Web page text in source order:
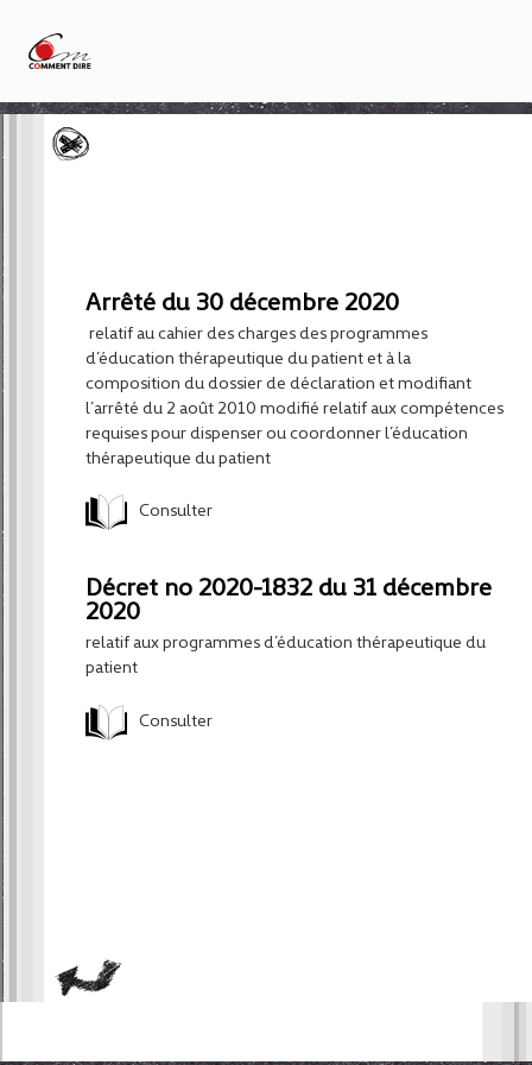
Arrêté du 30 décembre 2020
relatif au cahier des charges des programmes
d’éducation thérapeutique du patient et à la
composition du dossier de déclaration et modifiant
l’arrêté du 2 août 2010 modifié relatif aux compétences
requises pour dispenser ou coordonner l’éducation
thérapeutique du patient
Consulter
Décret no 2020-1832 du 31 décembre
2020
relatif aux programmes d’éducation thérapeutique du
patient
Consulter